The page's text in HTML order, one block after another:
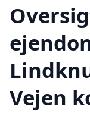
Vejen